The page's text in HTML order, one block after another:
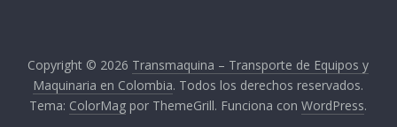
p
Copyright © 2026 Transmaquina – Transporte de Equipos y
Maquinaria en Colombia. Todos los derechos reservados.
Tema: ColorMag por ThemeGrill. Funciona conWordPress.